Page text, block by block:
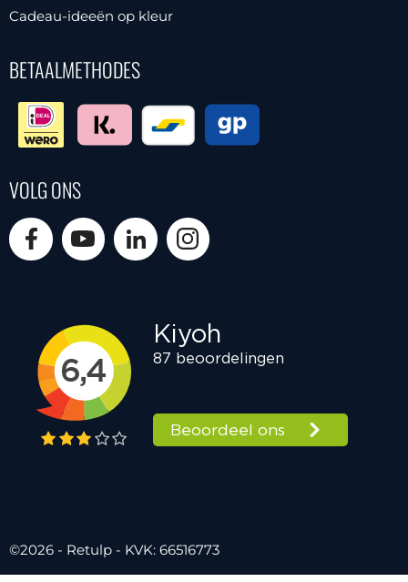
Cadeau-ideeën op kleur
BETAALMETHODES
VOLG ONS
©2026 - Retulp - KVK: 66516773